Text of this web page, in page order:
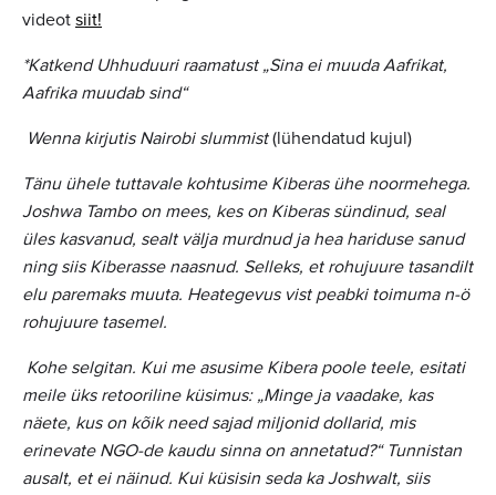
videot siit!
*Katkend Uhhuduuri raamatust „Sina ei muuda Aafrikat,
Aafrika muudab sind“
Wenna kirjutis Nairobi slummist(lühendatud kujul)
Tänu ühele tuttavale kohtusime Kiberas ühe noormehega.
Joshwa Tambo on mees, kes on Kiberas sündinud, seal
üles kasvanud, sealt välja murdnud ja hea hariduse sanud
ning siis Kiberasse naasnud. Selleks, et rohujuure tasandilt
elu paremaks muuta. Heategevus vist peabki toimuma n-ö
rohujuure tasemel.
Kohe selgitan. Kui me asusime Kibera poole teele, esitati
meile üks retooriline küsimus: „Minge ja vaadake, kas
näete, kus on kõik need sajad miljonid dollarid, mis
erinevate NGO-de kaudu sinna on annetatud?“ Tunnistan
ausalt, et ei näinud. Kui küsisin seda ka Joshwalt, siis